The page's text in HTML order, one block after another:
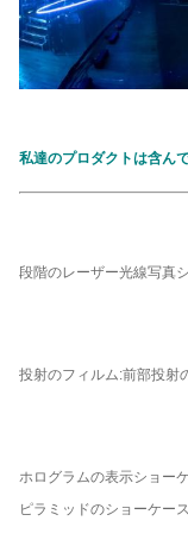
私達のプロダクトは含ん
段階のレーザー光線写真
投射のフィルム:前部投射
ホログラムの表示ショー
ピラミッドのショーケー